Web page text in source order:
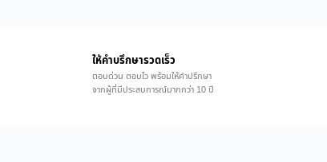
ให้คำบรึกษารวดเร็ว
ตอบด่วน ตอบไว พร้อมให้คำปรึกษา
จากผู้ที่มีประสบการณ์มากกว่า 10 ปี